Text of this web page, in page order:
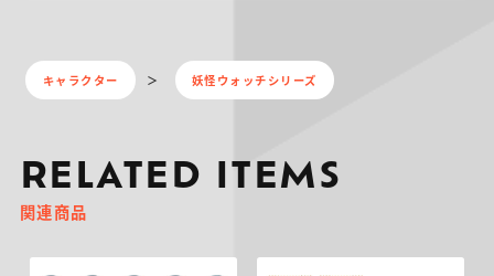
キャラクター 妖怪ウォッチシリーズ
RELATED ITEMS
関連商品